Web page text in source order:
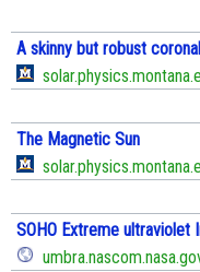
A skinny but robust
The Magnetic Sun
SOHO Extreme ultraviolet